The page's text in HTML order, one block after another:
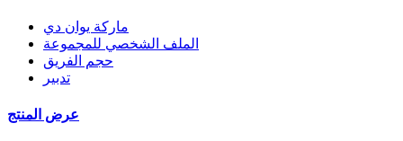
ماركة يوان دي
الملف الشخصي للمجموعة
حجم الفريق
تدبير
عرض المنتج